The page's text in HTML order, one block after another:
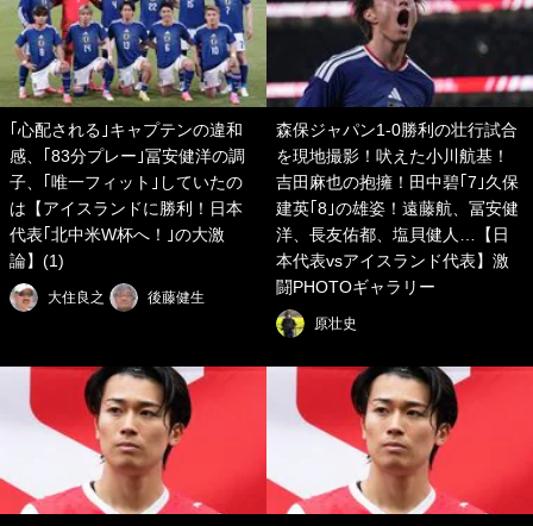
｢心配される｣キャプテンの違和
感、｢83分プレー｣冨安健洋の調
子、｢唯一フィット｣していたの
は【アイスランドに勝利！日本
代表｢北中米W杯へ！｣の大激
論】(1)
大住良之 後藤健生
森保ジャパン1-0勝利の壮行試合
を現地撮影！吠えた小川航基！
吉田麻也の抱擁！田中碧｢7｣久保
建英｢8｣の雄姿！遠藤航、冨安健
洋、長友佑都、塩貝健人…【日
本代表vsアイスランド代表】激
闘PHOTOギャラリー
原壮史